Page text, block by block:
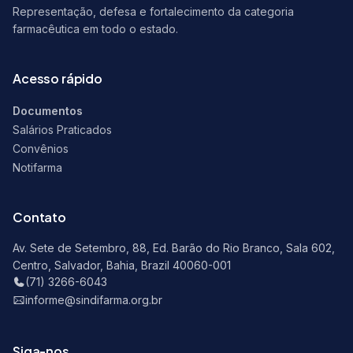
Representação, defesa e fortalecimento da categoria
farmacêutica em todo o estado.
Acesso rápido
Documentos
Salários Praticados
Convênios
Notifarma
Contato
Av. Sete de Setembro, 88, Ed. Barão do Rio Branco, Sala 602,
Centro, Salvador, Bahia, Brazil 40060-001
(71) 3266-6043
informe@sindifarma.org.br